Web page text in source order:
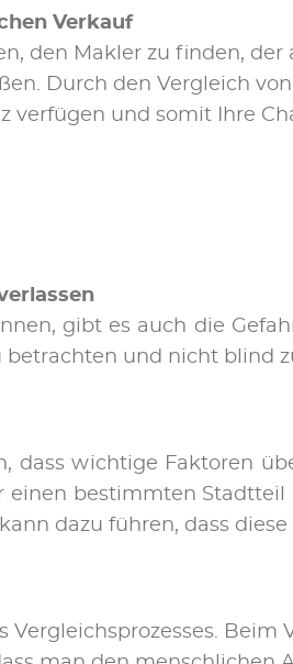
Ver­kauf
den Mak­ler zu fin­den,
Durch den Ver­gleich
ver­fü­gen und so­mit Ih­re
gibt es auch die
und nicht blind
dass wich­ti­ge Fak­to­ren
ei­nen be­stimm­ten
da­zu füh­ren, dass
Beim